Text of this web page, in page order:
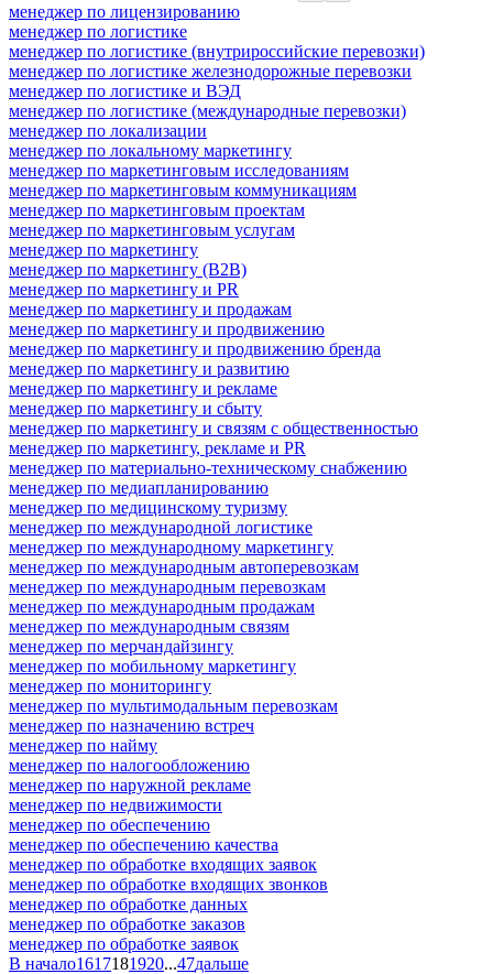
менеджер по лицензированию
менеджер по логистике
менеджер по логистике (внутрироссийские перевозки)
менеджер по логистике железнодорожные перевозки
менеджер по логистике и ВЭД
менеджер по логистике (международные перевозки)
менеджер по локализации
менеджер по локальному маркетингу
менеджер по маркетинговым исследованиям
менеджер по маркетинговым коммуникациям
менеджер по маркетинговым проектам
менеджер по маркетинговым услугам
менеджер по маркетингу
менеджер по маркетингу (B2B)
менеджер по маркетингу и PR
менеджер по маркетингу и продажам
менеджер по маркетингу и продвижению
менеджер по маркетингу и продвижению бренда
менеджер по маркетингу и развитию
менеджер по маркетингу и рекламе
менеджер по маркетингу и сбыту
менеджер по маркетингу и связям с общественностью
менеджер по маркетингу, рекламе и PR
менеджер по материально-техническому снабжению
менеджер по медиапланированию
менеджер по медицинскому туризму
менеджер по международной логистике
менеджер по международному маркетингу
менеджер по международным автоперевозкам
менеджер по международным перевозкам
менеджер по международным продажам
менеджер по международным связям
менеджер по мерчандайзингу
менеджер по мобильному маркетингу
менеджер по мониторингу
менеджер по мультимодальным перевозкам
менеджер по назначению встреч
менеджер по найму
менеджер по налогообложению
менеджер по наружной рекламе
менеджер по недвижимости
менеджер по обеспечению
менеджер по обеспечению качества
менеджер по обработке входящих заявок
менеджер по обработке входящих звонков
менеджер по обработке данных
менеджер по обработке заказов
менеджер по обработке заявок
В начало1617181920...47дальше